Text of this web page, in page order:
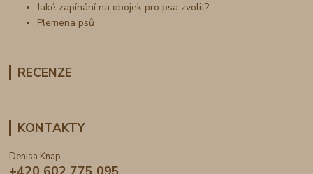
Jaké zapínání na obojek pro psa zvolit?
Plemena psů
RECENZE
KONTAKTY
Denisa Knap